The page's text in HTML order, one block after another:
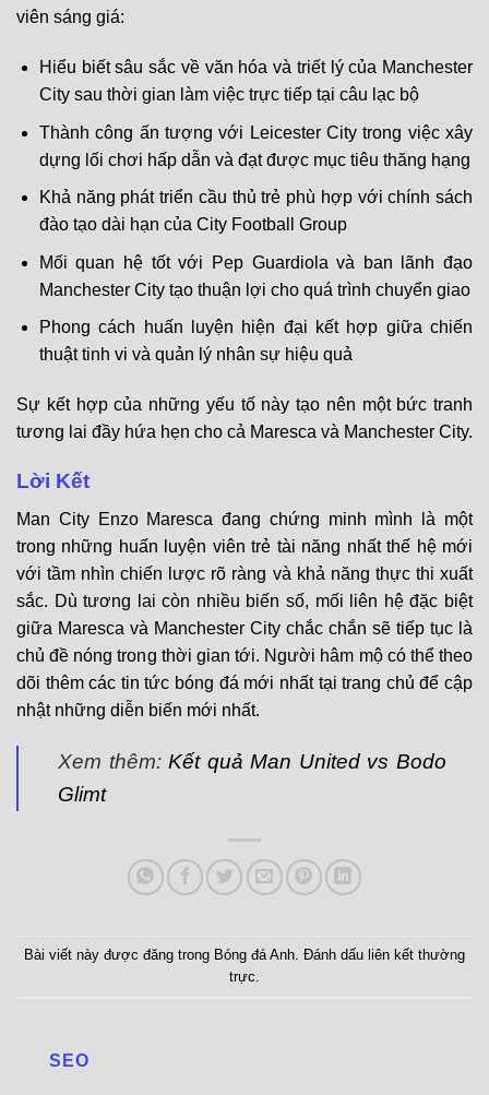
viên sáng giá:
Hiểu biết sâu sắc về văn hóa và triết lý của Manchester
City sau thời gian làm việc trực tiếp tại câu lạc bộ
Thành công ấn tượng với Leicester City trong việc xây
dựng lối chơi hấp dẫn và đạt được mục tiêu thăng hạng
Khả năng phát triển cầu thủ trẻ phù hợp với chính sách
đào tạo dài hạn của City Football Group
Mối quan hệ tốt với Pep Guardiola và ban lãnh đạo
Manchester City tạo thuận lợi cho quá trình chuyển giao
Phong cách huấn luyện hiện đại kết hợp giữa chiến
thuật tinh vi và quản lý nhân sự hiệu quả
Sự kết hợp của những yếu tố này tạo nên một bức tranh
tương lai đầy hứa hẹn cho cả Maresca và Manchester City.
Lời Kết
Man City Enzo Maresca đang chứng minh mình là một
trong những huấn luyện viên trẻ tài năng nhất thế hệ mới
với tầm nhìn chiến lược rõ ràng và khả năng thực thi xuất
sắc. Dù tương lai còn nhiều biến số, mối liên hệ đặc biệt
giữa Maresca và Manchester City chắc chắn sẽ tiếp tục là
chủ đề nóng trong thời gian tới. Người hâm mộ có thể theo
dõi thêm các tin tức bóng đá mới nhất tạitrang chủ để cập
nhật những diễn biến mới nhất.
Xem thêm:Kết quả Man United vs Bodo
Glimt
Bài viết này được đăng trong Bóng đá Anh . Đánh dấu liên kết thường
trực
SEO